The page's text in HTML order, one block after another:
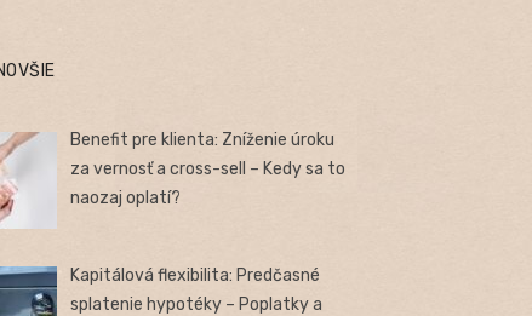
Benefit pre klienta: Zníženie úroku
za vernosť a cross-sell – Kedy sa to
naozaj oplatí?
Kapitálová flexibilita: Predčasné
splatenie hypotéky – Poplatky a